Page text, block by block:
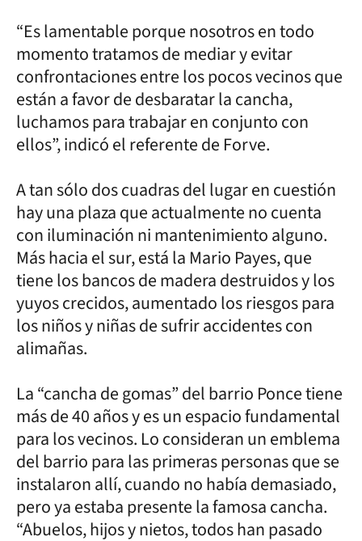
“Es lamentable porque nosotros en todo
momento tratamos de mediar y evitar
confrontaciones entre los pocos vecinos que
están a favor de desbaratar la cancha,
luchamos para trabajar en conjunto con
ellos”, indicó el referente de Forve.
A tan sólo dos cuadras del lugar en cuestión
hay una plaza que actualmente no cuenta
con iluminación ni mantenimiento alguno.
Más hacia el sur, está la Mario Payes, que
tiene los bancos de madera destruidos y los
yuyos crecidos, aumentado los riesgos para
los niños y niñas de sufrir accidentes con
alimañas.
La “cancha de gomas” del barrio Ponce tiene
más de 40 años y es un espacio fundamental
para los vecinos. Lo consideran un emblema
del barrio para las primeras personas que se
instalaron allí, cuando no había demasiado,
pero ya estaba presente la famosa cancha.
“Abuelos, hijos y nietos, todos han pasado